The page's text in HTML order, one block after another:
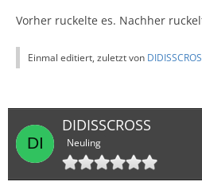
Vorher ruckelte es. Nachher
Einmal editiert, zuletzt von
DIDISSCROSS
Neuling